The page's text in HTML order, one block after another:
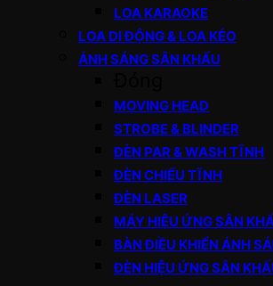
LOA KARAOKE
LOA DI ĐỘNG & LOA KÉO
ÁNH SÁNG SÂN KHẤU
MOVING HEAD
STROBE & BLINDER
ĐÈN PAR & WASH TĨNH
ĐÈN CHIẾU TĨNH
ĐÈN LASER
MÁY HIỆU ỨNG SÂN
BÀN ĐIỀU KHIỂN ÁNH
ĐÈN HIỆU ỨNG SÂN